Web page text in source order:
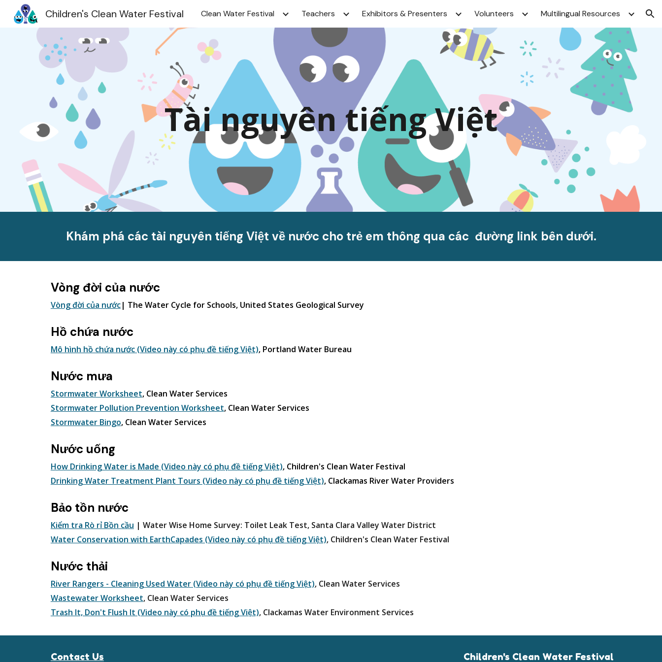
Skip to main content Skip to navigation
Children's Clean Water Festival Clean Water Festival Teachers Exhibitors & Presenters Volunteers Multilingual Resources
Tài nguyên tiếng Việt
Khám phá các tài nguyên tiếng Việt về nước cho trẻ em thông qua các đường link bên dưới.
Vòng đời của nước
Vòng đời của nước| The Water Cycle for Schools, United States Geological Survey
Hồ chứa nước
Mô hình hồ chứa nước (Video này có phụ đề tiếng Việt), Portland Water Bureau
Nước mưa
Stormwater Worksheet, Clean Water Services
Stormwater Pollution Prevention Worksheet, Clean Water Services
Stormwater Bingo, Clean Water Services
Nước uống
How Drinking Water is Made (Video này có phụ đề tiếng Việt), Children's Clean Water Festival
Drinking Water Treatment Plant Tours (Video này có phụ đề tiếng Việt), Clackamas River Water Providers
Bảo tồn nước
Kiểm tra Rò rỉ Bồn cầu | Water Wise Home Survey: Toilet Leak Test, Santa Clara Valley Water District
Water Conservation with EarthCapades (Video này có phụ đề tiếng Việt), Children's Clean Water Festival
Nước thải
River Rangers - Cleaning Used Water (Video này có phụ đề tiếng Việt), Clean Water Services
Wastewater Worksheet, Clean Water Services
Trash It, Don't Flush It (Video này có phụ đề tiếng Việt), Clackamas Water Environment Services
Contact Us Children's Clean Water Festival